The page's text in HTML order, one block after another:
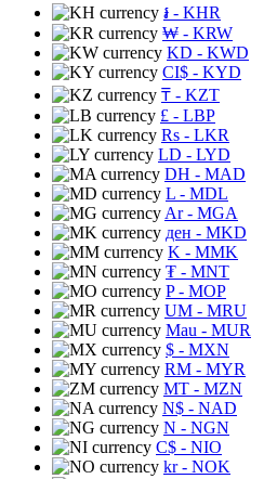
៛ - KHR
₩ - KRW
KD - KWD
CI$ - KYD
₸ - KZT
£ - LBP
Rs - LKR
LD - LYD
DH - MAD
L - MDL
Ar- MGA
ден - MKD
K - MMK
₮ - MNT
P- MOP
UM - MRU
Mau - MUR
$ - MXN
RM - MYR
MT - MZN
N$ - NAD
N - NGN
C$ - NIO
kr- NOK